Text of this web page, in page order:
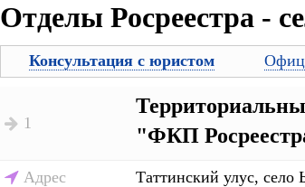
Отделы Росреестра -
Консультация с юристом
1
"ФКП
Адрес
Таттинский улус,